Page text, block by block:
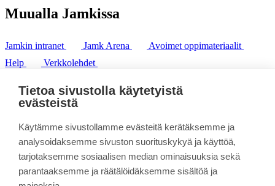
Muualla Jamkissa
Jamkin intranet Jamk Arena
Avoimet oppimateriaalit
Help
Verkkolehdet
puh. +358 20 743 8100
fax. +358 14 449 9694
Tietoa sivustolla käytetyistä
evästeistä
Käytämme sivustollamme evästeitä kerätäksemme ja
analysoidaksemme sivuston suorituskykyä ja käyttöä,
tarjotaksemme sosiaalisen median ominaisuuksia sekä
parantaaksemme ja räätälöidäksemme sisältöä ja